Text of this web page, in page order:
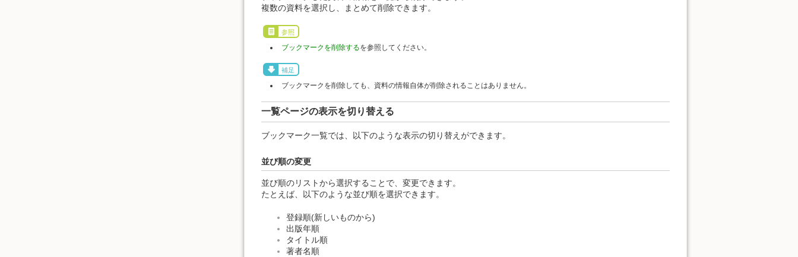
複数の資料を選択し、まとめて削除できます。
参照
ブックマークを削除するを参照してください。
補足
ブックマークを削除しても、資料の情報自体が削除されることはありません。
一覧ページの表示を切り替える
ブックマーク一覧では、以下のような表示の切り替えができます。
並び順の変更
並び順のリストから選択することで、変更できます。
たとえば、以下のような並び順を選択できます。
登録順(新しいものから)
出版年順
タイトル順
著者名順